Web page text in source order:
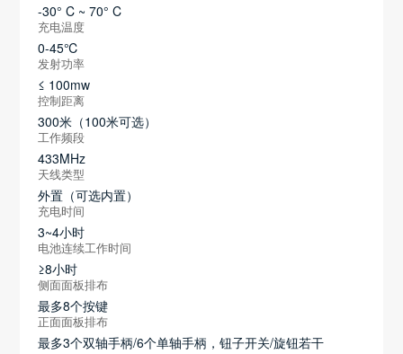
-30° C ~ 70° C
充电温度
0-45℃
发射功率
≤ 100mw
控制距离
300米（100米可选）
工作频段
433MHz
天线类型
外置（可选内置）
充电时间
3~4小时
电池连续工作时间
≥8小时
侧面面板排布
最多8个按键
正面面板排布
最多3个双轴手柄/6个单轴手柄，钮子开关/旋钮若干